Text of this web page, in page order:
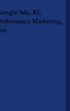
Ads, KI,
Marketing,